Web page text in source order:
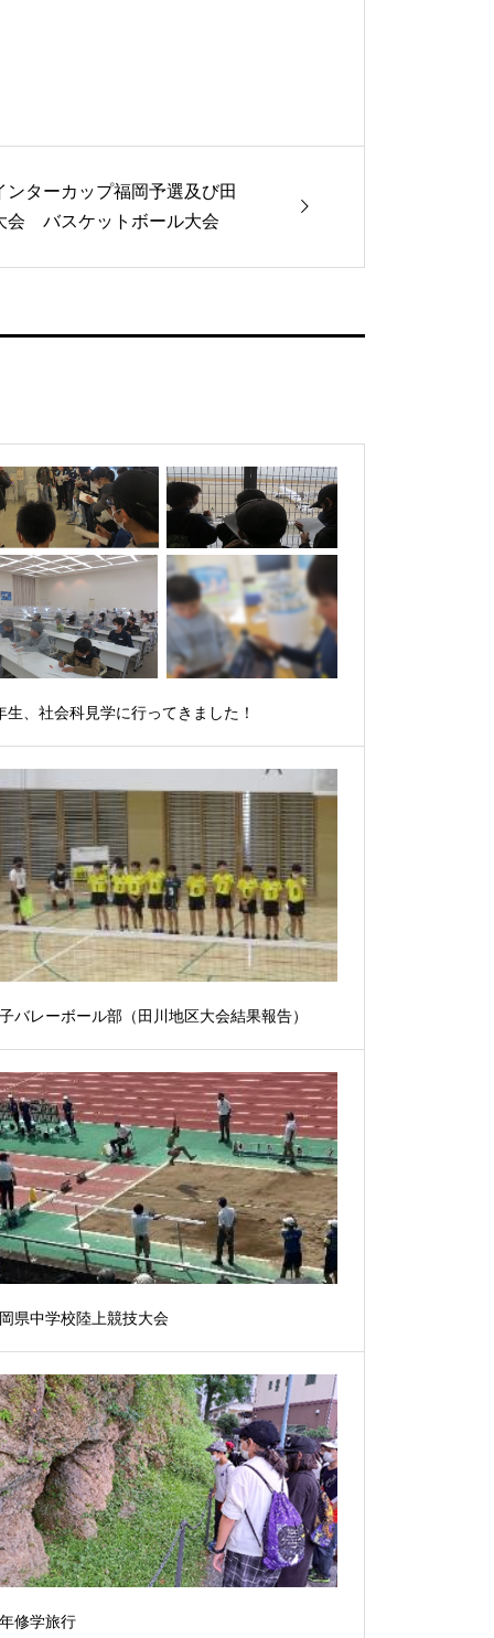
ターカップ福岡予選及び田
会 バスケットボール大会
生、社会科見学に行ってきました！
バレーボール部（田川地区大会結果報告）
県中学校陸上競技大会
修学旅行